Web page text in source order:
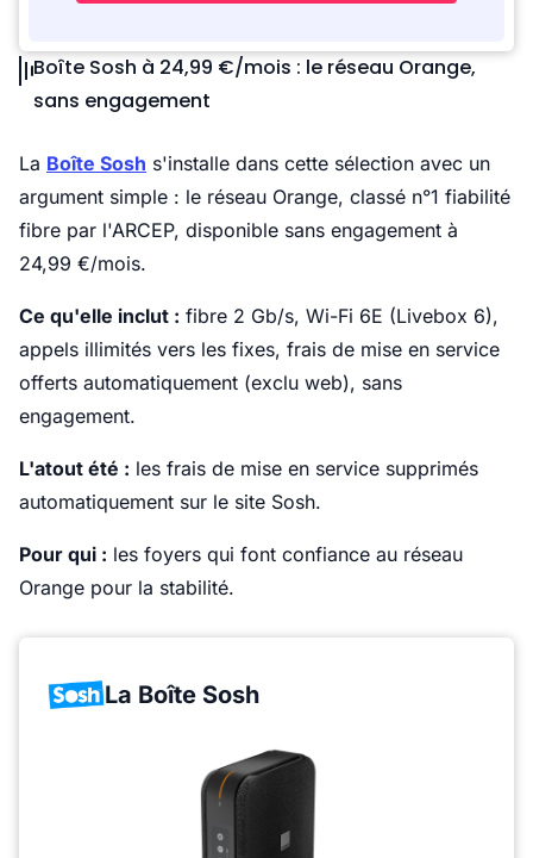
Boîte Sosh à 24,99 €/mois : le réseau Orange,
sans engagement
La Boîte Sosh s'installe dans cette sélection avec un
argument simple : le réseau Orange, classé n°1 fiabilité
fibre par l'ARCEP, disponible sans engagement à
24,99 €/mois.
Ce qu'elle inclut : fibre 2 Gb/s, Wi-Fi 6E (Livebox 6),
appels illimités vers les fixes, frais de mise en service
offerts automatiquement (exclu web), sans
engagement.
L'atout été : les frais de mise en service supprimés
automatiquement sur le site Sosh.
Pour qui : les foyers qui font confiance au réseau
Orange pour la stabilité.
La Boîte Sosh